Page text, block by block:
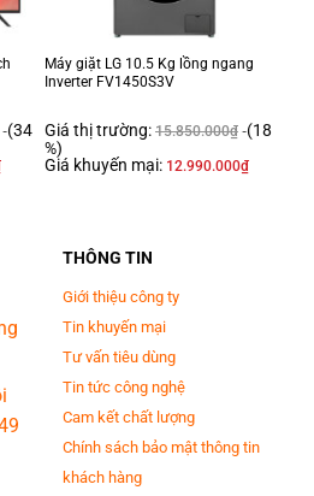
khỏi quần áo mà còn loại bỏ 99,9% vi
(34
Máy giặt LG 10.5 Kg lồng ngang
Inverter FV1450S3V
Giá thị trường: 15.850.000₫ (18
%)
Giá khuyến mại: 12.990.000₫
THÔNG TIN
Giới thiệu công ty
Tin khuyến mại
Tư vấn tiêu dùng
Tin tức công nghệ
Cam kết chất lượng
Chính sách bảo mật thông tin
khách hàng